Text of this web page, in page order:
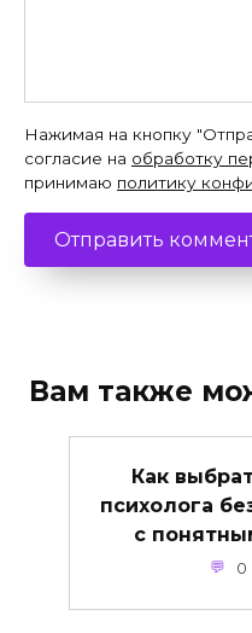
Нажимая на кнопку
согласие на обработку
принимаю политику
Вам также
Как
психолога
с
0